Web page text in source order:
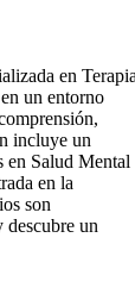
en
un entorno
incluye un
en Salud Mental
en la
son
descubre un